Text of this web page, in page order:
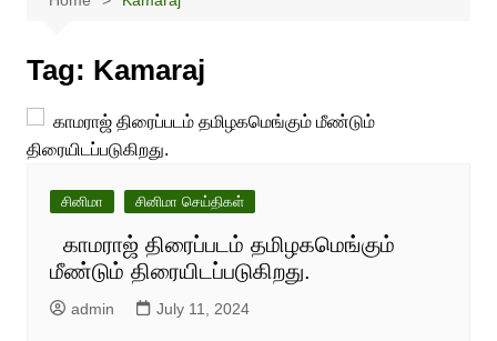
Tag: Kamaraj
சினிமா சினிமா செய்திகள்
காமராஜ் திரைப்படம் தமிழகமெங்கும்
மீண்டும் திரையிடப்படுகிறது.
admin July 11, 2024